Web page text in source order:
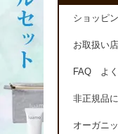
ショッピ
お取扱い
FAQ よ
非正規品
オーガニ